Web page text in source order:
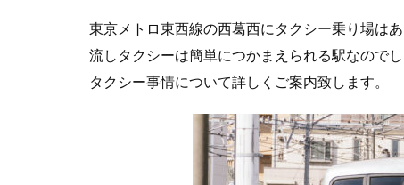
東京メトロ東西線の西葛西にタクシー乗り場は
流しタクシーは簡単につかまえられる駅なのでし
タクシー事情について詳しくご案内致します。